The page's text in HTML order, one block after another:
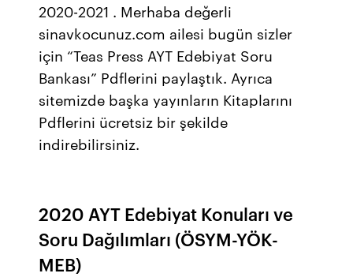
2020-2021 . Merhaba değerli
sinavkocunuz.com ailesi bugün sizler
için “Teas Press AYT Edebiyat Soru
Bankası” Pdflerini paylaştık. Ayrıca
sitemizde başka yayınların Kitaplarını
Pdflerini ücretsiz bir şekilde
indirebilirsiniz.
2020 AYT Edebiyat Konuları ve
Soru Dağılımları (ÖSYM-YÖK-
MEB)